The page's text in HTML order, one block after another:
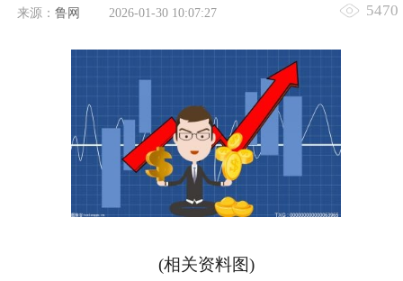
来源： 鲁网 2026-01-30 10:07:27 5470
(相关资料图)